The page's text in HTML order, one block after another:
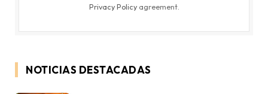
Privacy Policyagreement.
NOTICIAS DESTACADAS